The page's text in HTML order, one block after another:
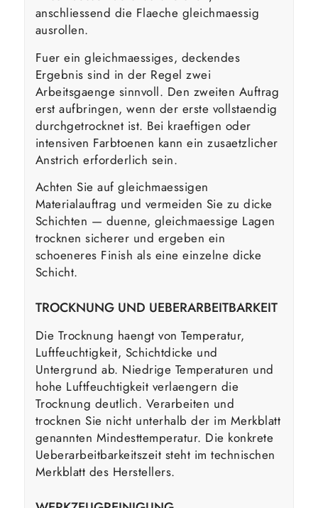
anschliessend die Flaeche gleichmaessig
ausrollen.
Fuer ein gleichmaessiges, deckendes
Ergebnis sind in der Regel zwei
Arbeitsgaenge sinnvoll. Den zweiten Auftrag
erst aufbringen, wenn der erste vollstaendig
durchgetrocknet ist. Bei kraeftigen oder
intensiven Farbtoenen kann ein zusaetzlicher
Anstrich erforderlich sein.
Achten Sie auf gleichmaessigen
Materialauftrag und vermeiden Sie zu dicke
Schichten — duenne, gleichmaessige Lagen
trocknen sicherer und ergeben ein
schoeneres Finish als eine einzelne dicke
Schicht.
TROCKNUNG UND UEBERARBEITBARKEIT
Die Trocknung haengt von Temperatur,
Luftfeuchtigkeit, Schichtdicke und
Untergrund ab. Niedrige Temperaturen und
hohe Luftfeuchtigkeit verlaengern die
Trocknung deutlich. Verarbeiten und
trocknen Sie nicht unterhalb der im Merkblatt
genannten Mindesttemperatur. Die konkrete
Ueberarbeitbarkeitszeit steht im technischen
Merkblatt des Herstellers.